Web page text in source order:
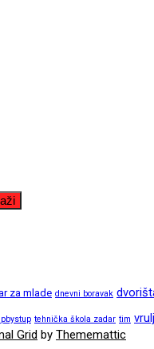
za mlade dnevni boravak
tehnička škola zadar tim
Grid by Thememattic